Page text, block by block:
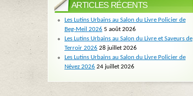
ARTICLES RÉCENTS
Les Lutins Urbains au Salon du Livre Policier de
Beg-Meil 2026 5 août 2026
Les Lutins Urbains au Salon du Livre et Saveurs de
Terroir 2026 28 juillet 2026
Les Lutins Urbains au Salon du Livre Policier de
Névez 2026 24 juillet 2026